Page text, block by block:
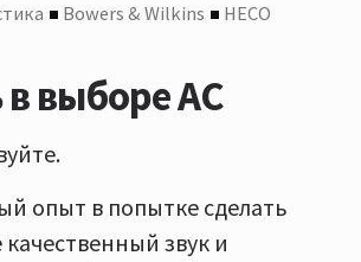
Bowers & Wilkins
HECO
выборе АС
опыт в попытке сделать
звук и